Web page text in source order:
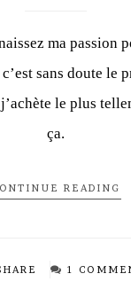
ma passion
sans doute le
le plus
ça.
READING
1